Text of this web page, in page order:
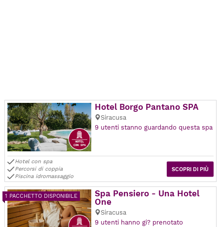
Hotel Borgo Pantano SPA
Siracusa
9 utenti stanno guardando questa spa
SCOPRI DI PIÙ
Hotel con spa
Percorsi di coppia
Piscina idromassaggio
1 PACCHETTO DISPONIBILE
Spa Pensiero - Una Hotel
One
Siracusa
9 utenti hanno gi? prenotato